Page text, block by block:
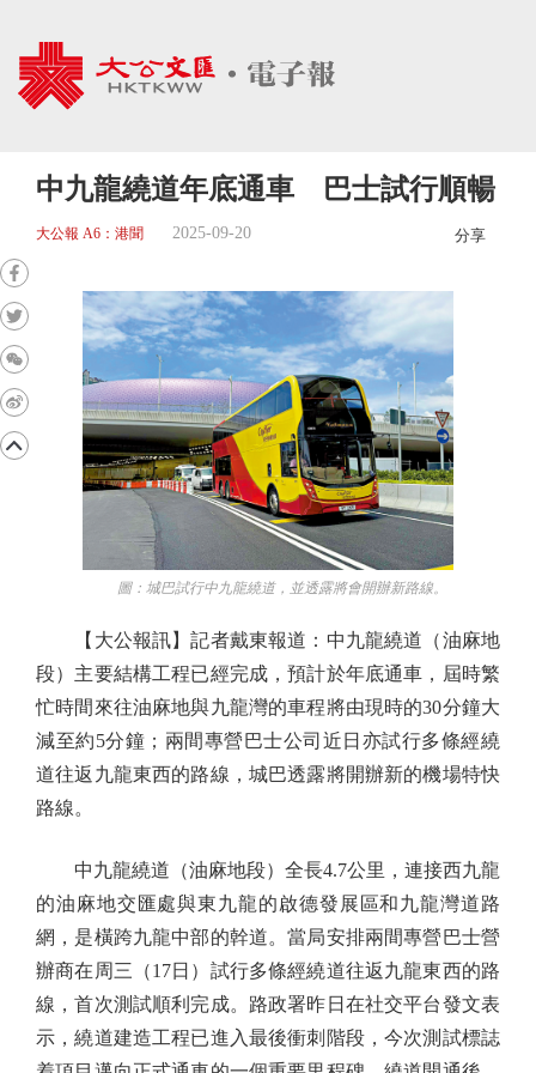
中九龍繞道年底通車 巴士試行順暢
大公報 A6：港聞 2025-09-20 分享
圖：城巴試行中九龍繞道，並透露將會開辦新路線。
【大公報訊】記者戴東報道：中九龍繞道（油麻地
段）主要結構工程已經完成，預計於年底通車，屆時繁
忙時間來往油麻地與九龍灣的車程將由現時的30分鐘大
減至約5分鐘；兩間專營巴士公司近日亦試行多條經繞
道往返九龍東西的路線，城巴透露將開辦新的機場特快
路線。
中九龍繞道（油麻地段）全長4.7公里，連接西九龍
的油麻地交匯處與東九龍的啟德發展區和九龍灣道路
網，是橫跨九龍中部的幹道。當局安排兩間專營巴士營
辦商在周三（17日）試行多條經繞道往返九龍東西的路
線，首次測試順利完成。路政署昨日在社交平台發文表
示，繞道建造工程已進入最後衝刺階段，今次測試標誌